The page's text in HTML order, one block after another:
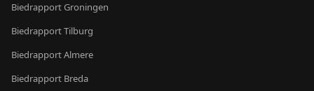
BiedrapportGroningen
BiedrapportTilburg
BiedrapportAlmere
Biedrapport Breda